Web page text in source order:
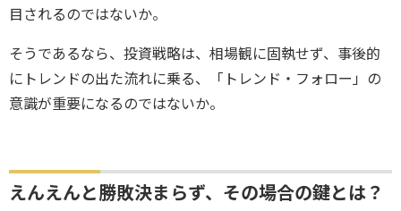
目されるのではないか。
そうであるなら、投資戦略は、相場観に固執せず、事後的
にトレンドの出た流れに乗る、「トレンド・フォロー」の
意識が重要になるのではないか。
えんえんと勝敗決まらず、その場合の鍵とは？